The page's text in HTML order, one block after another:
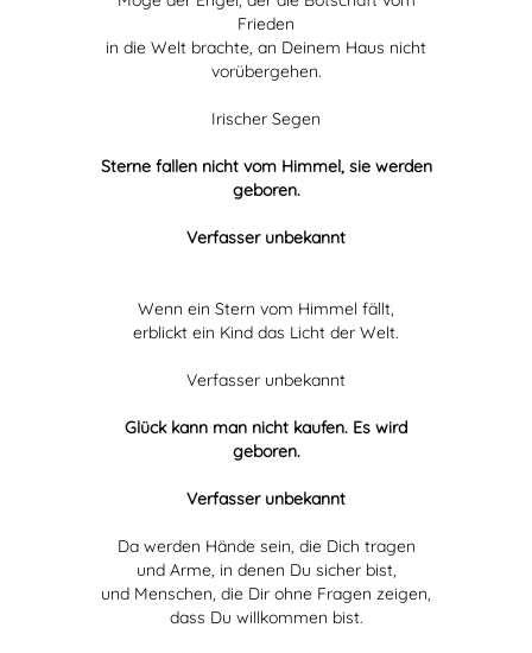
Frieden
in die Welt brachte, an Deinem Haus nicht
vorübergehen.
Irischer Segen
Sterne fallen nicht vom Himmel, sie werden
geboren.
Verfasser unbekannt
Wenn ein Stern vom Himmel fällt,
erblickt ein Kind das Licht der Welt.
Verfasser unbekannt
Glück kann man nicht kaufen. Es wird
geboren.
Verfasser unbekannt
Da werden Hände sein, die Dich tragen
und Arme, in denen Du sicher bist,
und Menschen, die Dir ohne Fragen zeigen,
dass Du willkommen bist.